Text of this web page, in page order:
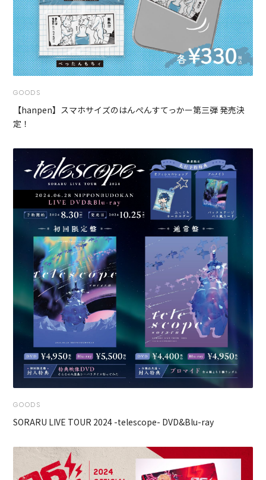
GOODS
【hanpen】スマホサイズのはんぺんすてっかー第三弾 発売決
定！
GOODS
SORARU LIVE TOUR 2024 -telescope- DVD&Blu-ray